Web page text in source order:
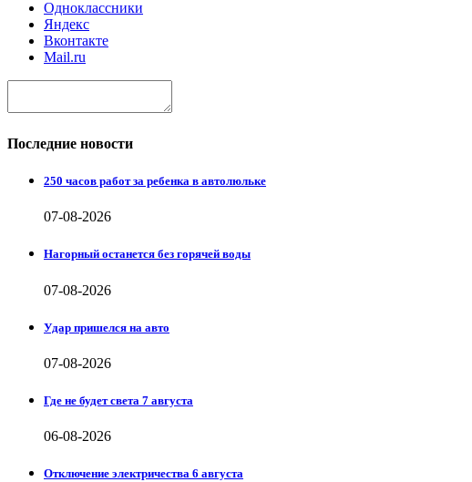
Одноклассники
Яндекс
Вконтакте
Mail.ru
Последние новости
250 часов работ за ребенка в автолюльке
07-08-2026
Нагорный останется без горячей воды
07-08-2026
Удар пришелся на авто
07-08-2026
Где не будет света 7 августа
06-08-2026
Отключение электричества 6 августа